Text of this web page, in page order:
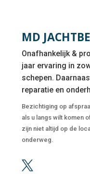
MD
Onafhankelijk &
jaar ervaring in
schepen.
reparatie en
Bezichtiging op
als u langs wilt komen
zijn niet altijd op de
onderweg.
